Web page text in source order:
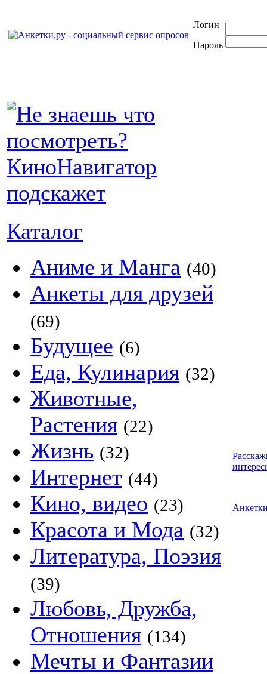
Логин
Пароль
Каталог
Аниме и Манга (40)
Анкеты для друзей
(69)
Будущее (6)
Еда, Кулинария (32)
Животные,
Растения (22)
Жизнь (32)
Интернет (44)
Кино, видео (23)
Красота и Мода (32)
Литература, Поэзия
(39)
Любовь, Дружба,
Отношения (134)
Мечты и Фантазии